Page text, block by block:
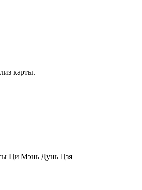
карты.
Ци Мэнь Дунь Цзя